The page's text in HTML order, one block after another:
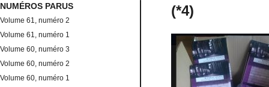
(*4)
NUMÉROS PARUS
Volume 61, numéro 2
Volume 61, numéro 1
Volume 60, numéro 3
Volume 60, numéro 2
Volume 60, numéro 1